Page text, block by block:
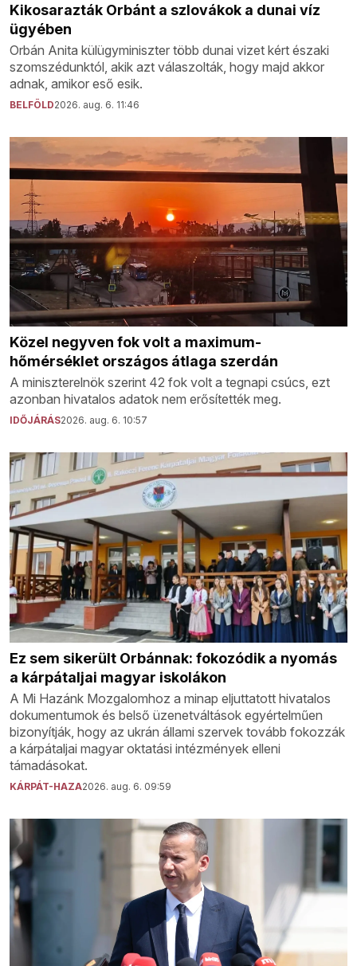
Kikosarazták Orbánt a szlovákok a dunai víz
ügyében
Orbán Anita külügyminiszter több dunai vizet kért északi
szomszédunktól, akik azt válaszolták, hogy majd akkor
adnak, amikor eső esik.
BELFÖLD2026. aug. 6. 11:46
Közel negyven fok volt a maximum-
hőmérséklet országos átlaga szerdán
A miniszterelnök szerint 42 fok volt a tegnapi csúcs, ezt
azonban hivatalos adatok nem erősítették meg.
IDŐJÁRÁS2026. aug. 6. 10:57
Ez sem sikerült Orbánnak: fokozódik a nyomás
a kárpátaljai magyar iskolákon
A Mi Hazánk Mozgalomhoz a minap eljuttatott hivatalos
dokumentumok és belső üzenetváltások egyértelműen
bizonyítják, hogy az ukrán állami szervek tovább fokozzák
a kárpátaljai magyar oktatási intézmények elleni
támadásokat.
KÁRPÁT-HAZA2026. aug. 6. 09:59